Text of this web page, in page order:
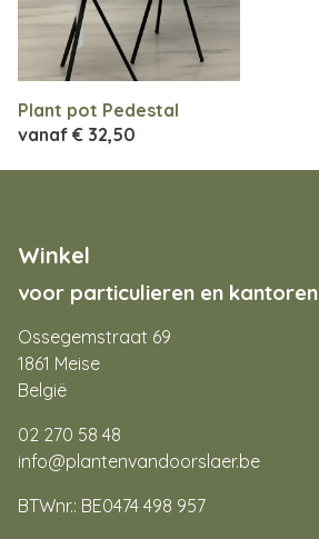
Plant pot Pedestal
vanaf € 32,50
Winkel
voor particulieren en kantoren
Ossegemstraat 69
1861 Meise
België
02 270 58 48
info@plantenvandoorslaer.be
BTWnr.: BE0474 498 957